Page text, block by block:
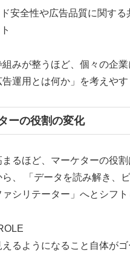
安全性や広告品質に関する
組みが整うほど、個々の企
運用とは何か」を考えやす
ーの役割の変化
るほど、マーケターの役
ら、 「データを読み解き、
シリテーター」へとシフト
るようになること自体がゴ